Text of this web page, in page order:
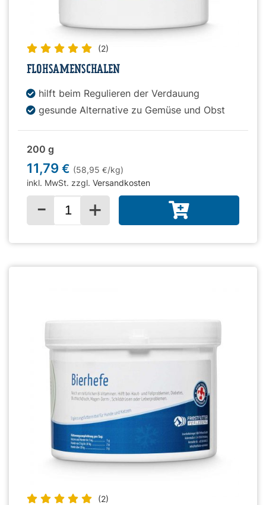
(2)
FLOHSAMENSCHALEN
hilft beim Regulieren der Verdauung
gesunde Alternative zu Gemüse und Obst
200 g
11,79 € (58,95 €/kg)
inkl. MwSt. zzgl. Versandkosten
- +
(2)